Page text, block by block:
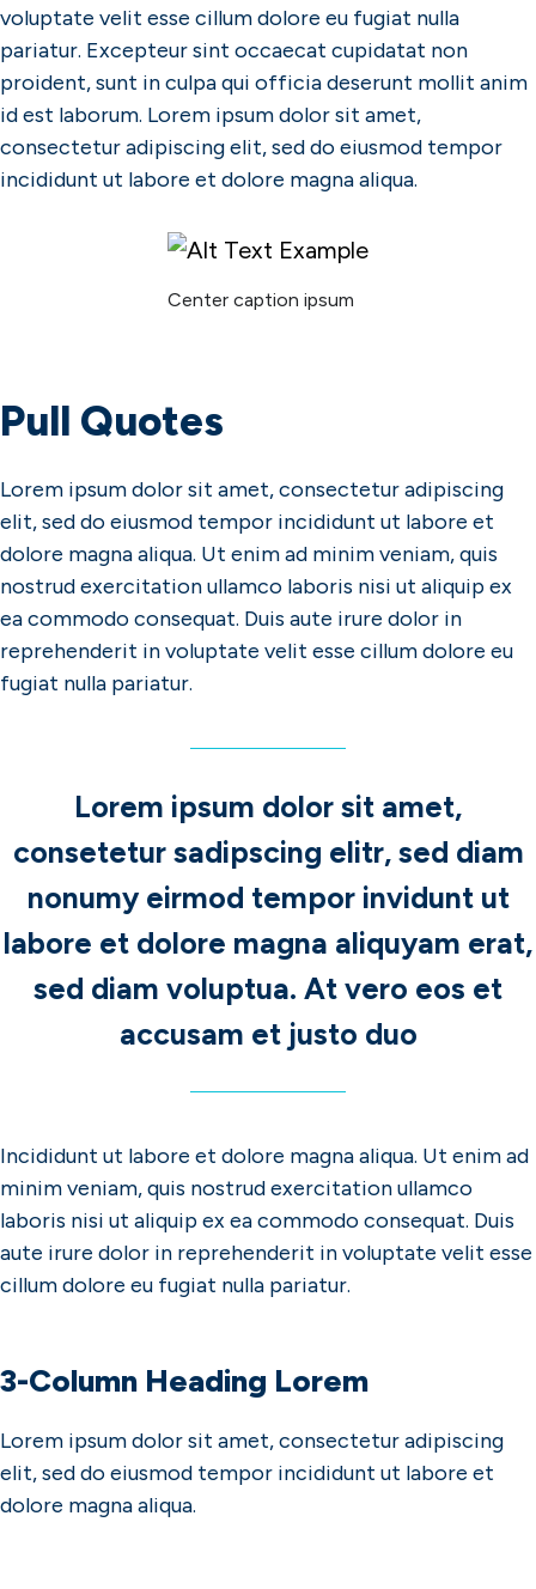
voluptate velit esse cillum dolore eu fugiat nulla
pariatur. Excepteur sint occaecat cupidatat non
proident, sunt in culpa qui officia deserunt mollit anim
id est laborum. Lorem ipsum dolor sit amet,
consectetur adipiscing elit, sed do eiusmod tempor
incididunt ut labore et dolore magna aliqua.
Center caption ipsum
Pull Quotes
Lorem ipsum dolor sit amet, consectetur adipiscing
elit, sed do eiusmod tempor incididunt ut labore et
dolore magna aliqua. Ut enim ad minim veniam, quis
nostrud exercitation ullamco laboris nisi ut aliquip ex
ea commodo consequat. Duis aute irure dolor in
reprehenderit in voluptate velit esse cillum dolore eu
fugiat nulla pariatur.
Lorem ipsum dolor sit amet,
consetetur sadipscing elitr, sed diam
nonumy eirmod tempor invidunt ut
labore et dolore magna aliquyam erat,
sed diam voluptua. At vero eos et
accusam et justo duo
Incididunt ut labore et dolore magna aliqua. Ut enim ad
minim veniam, quis nostrud exercitation ullamco
laboris nisi ut aliquip ex ea commodo consequat. Duis
aute irure dolor in reprehenderit in voluptate velit esse
cillum dolore eu fugiat nulla pariatur.
3-Column Heading Lorem
Lorem ipsum dolor sit amet, consectetur adipiscing
elit, sed do eiusmod tempor incididunt ut labore et
dolore magna aliqua.